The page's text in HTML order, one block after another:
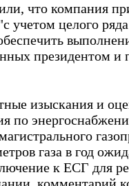
что компания
целого
президентом и
изыскания и
по
газа в год
к ЕСГ для